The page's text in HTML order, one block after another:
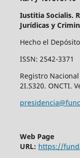
Iustitia Socialis.
Jurídicas y
Hecho el
ISSN: 2542-3371
Registro
2I.S320. ONCTI.
Web Page
URL: https://